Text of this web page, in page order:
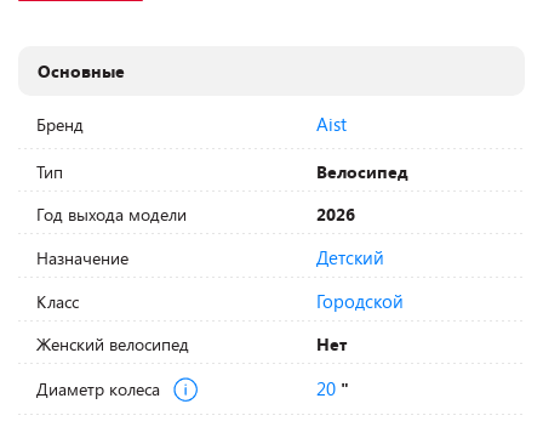
Основные
Бренд Aist
Тип
Велосипед
Год выхода модели
2026
Назначение
Детский
Класс Городской
Женский велосипед
Нет
Диаметр колеса
20 "